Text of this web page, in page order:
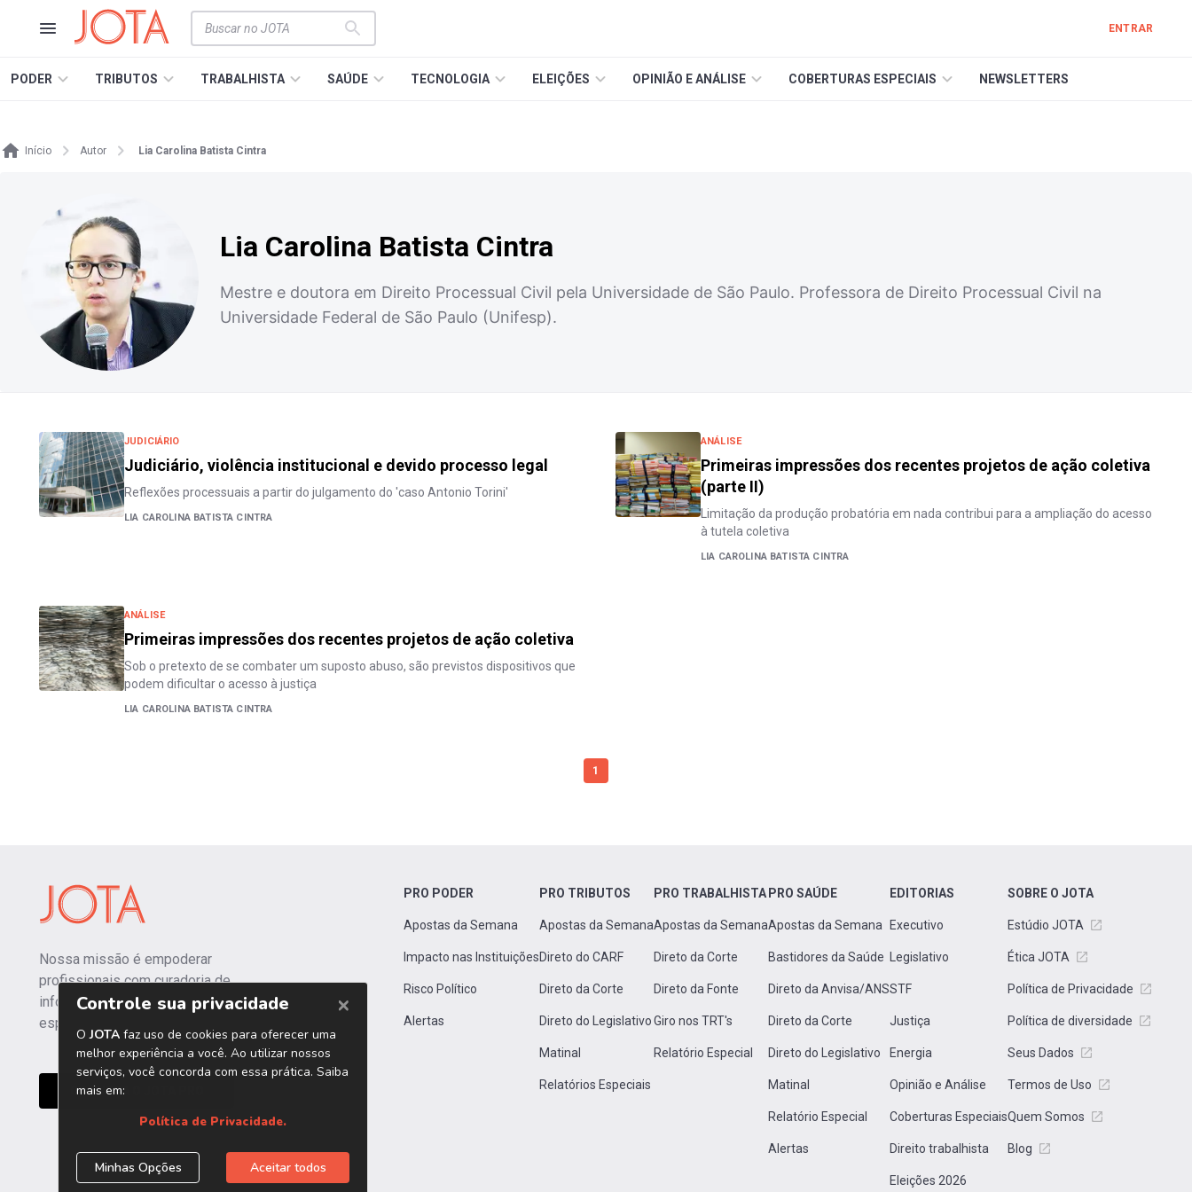
ENTRAR
PODER TRIBUTOS TRABALHISTA SAÚDE TECNOLOGIA ELEIÇÕES OPINIÃO E ANÁLISE COBERTURAS ESPECIAIS NEWSLETTERS
Início Autor Lia Carolina Batista Cintra
Lia Carolina Batista Cintra
Mestre e doutora em Direito Processual Civil pela Universidade de São Paulo. Professora de Direito Processual Civil na
Universidade Federal de São Paulo (Unifesp).
JUDICIÁRIO
Judiciário, violência institucional e devido processo legal
Reflexões processuais a partir do julgamento do 'caso Antonio Torini'
LIA CAROLINA BATISTA CINTRA
ANÁLISE
Primeiras impressões dos recentes projetos de ação coletiva
(parte II)
Limitação da produção probatória em nada contribui para a ampliação do acesso
à tutela coletiva
LIA CAROLINA BATISTA CINTRA
ANÁLISE
Primeiras impressões dos recentes projetos de ação coletiva
Sob o pretexto de se combater um suposto abuso, são previstos dispositivos que
podem dificultar o acesso à justiça
LIA CAROLINA BATISTA CINTRA
1
Nossa missão é empoderar
profissionais com curadoria de
informações independentes e
especializadas.
CONHEÇA O JOTA PRO
PRO PODER
Apostas da Semana
Impacto nas Instituições
Risco Político
Alertas
PRO TRIBUTOS
Apostas da Semana
Direto do CARF
Direto da Corte
Direto do Legislativo
Matinal
Relatórios Especiais
PRO TRABALHISTA
Apostas da Semana
Direto da Corte
Direto da Fonte
Giro nos TRT's
Relatório Especial
PRO SAÚDE
Apostas da Semana
Bastidores da Saúde
Direto da Anvisa/ANS
Direto da Corte
Direto do Legislativo
Matinal
Relatório Especial
Alertas
EDITORIAS
Executivo
Legislativo
STF
Justiça
Energia
Opinião e Análise
Coberturas Especiais
Direito trabalhista
Eleições 2026
SOBRE O JOTA
Estúdio JOTA
Ética JOTA
Política de Privacidade
Política de diversidade
Seus Dados
Termos de Uso
Quem Somos
Blog